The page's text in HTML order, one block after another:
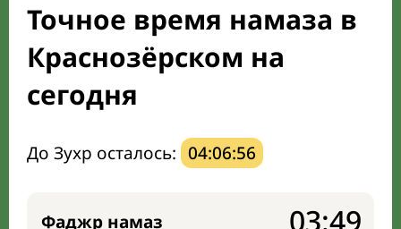
Направление киблы
Точное время намаза в
Краснозёрском на
сегодня
До Зухр осталось: 04:06:55
Фаджр намаз 03:49